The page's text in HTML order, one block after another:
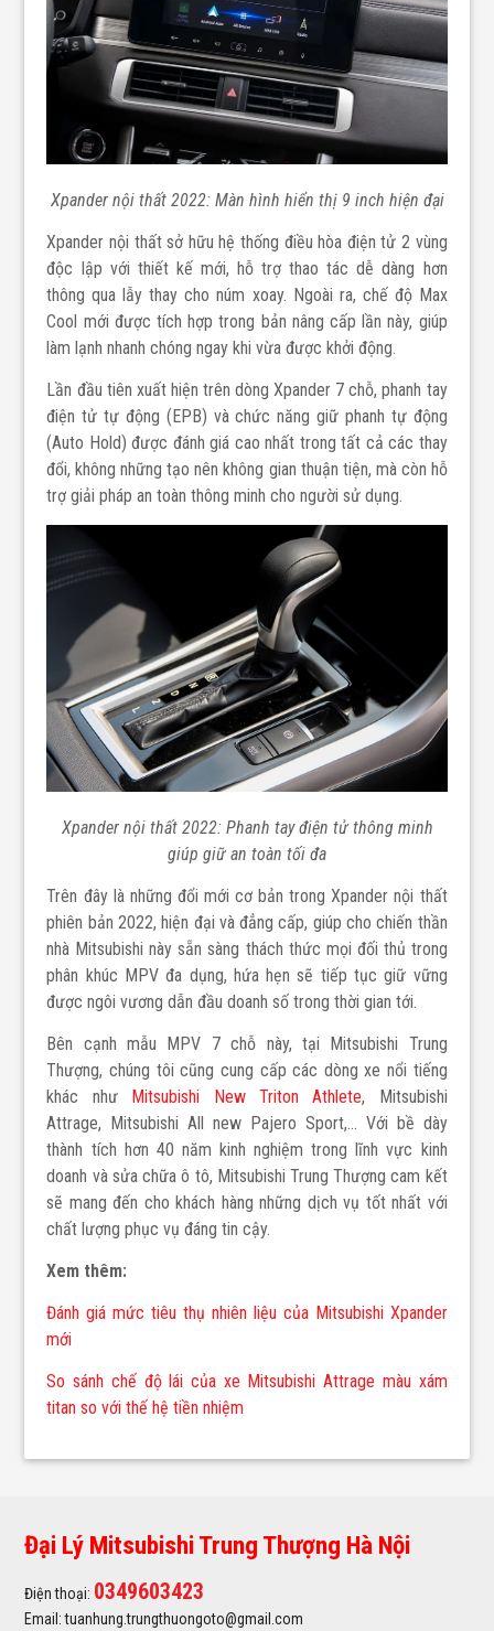
Xpander nội thất 2022: Màn hình hiển thị 9 inch hiện đại
Xpander nội thất sở hữu hệ thống điều hòa điện tử 2 vùng
độc lập với thiết kế mới, hỗ trợ thao tác dễ dàng hơn
thông qua lẫy thay cho núm xoay. Ngoài ra, chế độ Max
Cool mới được tích hợp trong bản nâng cấp lần này, giúp
làm lạnh nhanh chóng ngay khi vừa được khởi động.
Lần đầu tiên xuất hiện trên dòng Xpander 7 chỗ, phanh tay
điện tử tự động (EPB) và chức năng giữ phanh tự động
(Auto Hold) được đánh giá cao nhất trong tất cả các thay
đổi, không những tạo nên không gian thuận tiện, mà còn hỗ
trợ giải pháp an toàn thông minh cho người sử dụng.
Xpander nội thất 2022: Phanh tay điện tử thông minh
giúp giữ an toàn tối đa
Trên đây là những đổi mới cơ bản trong Xpander nội thất
phiên bản 2022, hiện đại và đẳng cấp, giúp cho chiến thần
nhà Mitsubishi này sẵn sàng thách thức mọi đối thủ trong
phân khúc MPV đa dụng, hứa hẹn sẽ tiếp tục giữ vững
được ngôi vương dẫn đầu doanh số trong thời gian tới.
Bên cạnh mẫu MPV 7 chỗ này, tại Mitsubishi Trung
Thượng, chúng tôi cũng cung cấp các dòng xe nổi tiếng
khác như Mitsubishi New Triton Athlete, Mitsubishi
Attrage, Mitsubishi All new Pajero Sport,... Với bề dày
thành tích hơn 40 năm kinh nghiệm trong lĩnh vực kinh
doanh và sửa chữa ô tô, Mitsubishi Trung Thượng cam kết
sẽ mang đến cho khách hàng những dịch vụ tốt nhất với
chất lượng phục vụ đáng tin cậy.
Xem thêm:
Đánh giá mức tiêu thụ nhiên liệu của Mitsubishi Xpander
mới
So sánh chế độ lái của xe Mitsubishi Attrage màu xám
titan so với thế hệ tiền nhiệm
Đại Lý Mitsubishi Trung Thượng Hà Nội
Điện thoại: 0349603423
Email: tuanhung.trungthuongoto@gmail.com